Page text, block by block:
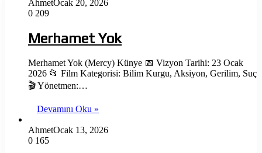
AhmetOcak 20, 2026
0 209
Merhamet Yok
Merhamet Yok (Mercy) Künye 📅 Vizyon Tarihi: 23 Ocak
2026 📂 Film Kategorisi: Bilim Kurgu, Aksiyon, Gerilim, Suç
🎬 Yönetmen:…
Devamını Oku »
AhmetOcak 13, 2026
0 165